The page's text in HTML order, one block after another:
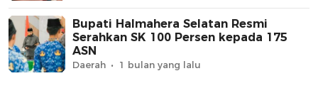
Bupati Halmahera Selatan Resmi
Serahkan SK 100 Persen kepada 175
ASN
Daerah 1 bulan yang lalu